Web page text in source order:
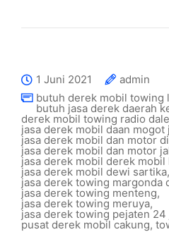
1 Juni 2021
admin
butuh derek mobil towing
butuh jasa derek daerah
derek mobil towing radio
jasa derek mobil daan mogot
jasa derek mobil dan motor
jasa derek mobil dan motor
jasa derek mobil derek mobil
jasa derek mobil dewi sartika,
jasa derek towing margonda
jasa derek towing menteng,
jasa derek towing meruya,
jasa derek towing pejaten 24
pusat derek mobil cakung,